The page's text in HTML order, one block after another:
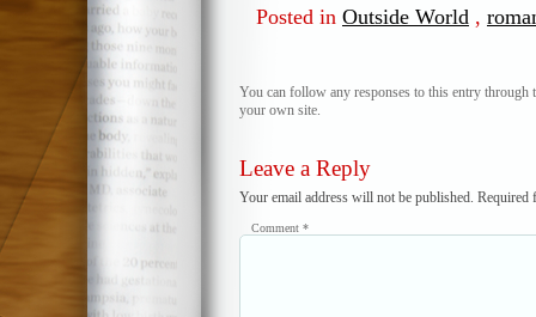
Posted in Outside World ,
You can follow any responses to this entry through
your own site.
Leave a Reply
Your email address will not be published. Required
Comment *